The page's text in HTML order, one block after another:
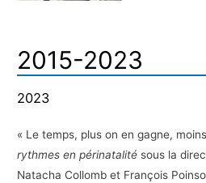
2015-2023
2023
« Le temps, plus on en gagne,
rythmes en périnatalité sous la
Natacha Collomb et François